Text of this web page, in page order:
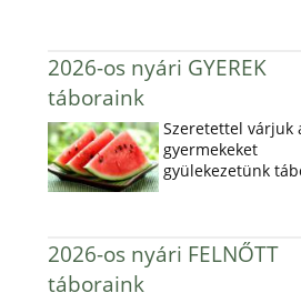
2026-os nyári GYEREK
táboraink
Szeretettel várjuk
gyermekeket
gyülekezetünk
2026-os nyári FELNŐTT
táboraink